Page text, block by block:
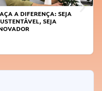
A DIFERENÇA: SEJA
SEJA